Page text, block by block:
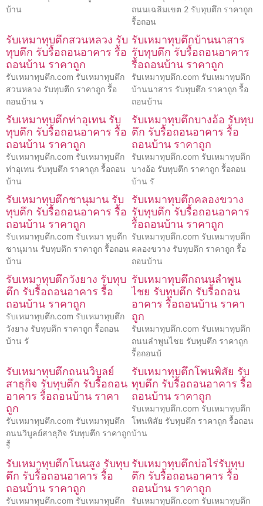
บ้าน
ถนนเฉลิมเขต 2 รับทุบตึก ราคาถูก
รื้อถอน
รับเหมาทุบตึกสวนหลวง รับ
ทุบตึก รับรื้อถอนอาคาร รื้อ
ถอนบ้าน ราคาถูก
รับเหมาทุบตึก.com รับเหมาทุบตึก
สวนหลวง รับทุบตึก ราคาถูก รื้อ
ถอนบ้าน ร
รับเหมาทุบตึกบ้านนาสาร
รับทุบตึก รับรื้อถอนอาคาร
รื้อถอนบ้าน ราคาถูก
รับเหมาทุบตึก.com รับเหมาทุบตึก
บ้านนาสาร รับทุบตึก ราคาถูก รื้อ
ถอนบ้าน
รับเหมาทุบตึกท่าอุเทน รับ
ทุบตึก รับรื้อถอนอาคาร รื้อ
ถอนบ้าน ราคาถูก
รับเหมาทุบตึก.com รับเหมาทุบตึก
ท่าอุเทน รับทุบตึก ราคาถูก รื้อถอน
บ้าน
รับเหมาทุบตึกบางอ้อ รับทุบ
ตึก รับรื้อถอนอาคาร รื้อ
ถอนบ้าน ราคาถูก
รับเหมาทุบตึก.com รับเหมาทุบตึก
บางอ้อ รับทุบตึก ราคาถูก รื้อถอน
บ้าน รั
รับเหมาทุบตึกชานุมาน รับ
ทุบตึก รับรื้อถอนอาคาร รื้อ
ถอนบ้าน ราคาถูก
รับเหมาทุบตึก.com รับเหมา ทุบตึก
ชานุมาน รับทุบตึก ราคาถูก รื้อถอน
บ้าน
รับเหมาทุบตึกคลองขวาง
รับทุบตึก รับรื้อถอนอาคาร
รื้อถอนบ้าน ราคาถูก
รับเหมาทุบตึก.com รับเหมาทุบตึก
คลองขวาง รับทุบตึก ราคาถูก รื้อ
ถอนบ้าน
รับเหมาทุบตึกวังยาง รับทุบ
ตึก รับรื้อถอนอาคาร รื้อ
ถอนบ้าน ราคาถูก
รับเหมาทุบตึก.com รับเหมาทุบตึก
วังยาง รับทุบตึก ราคาถูก รื้อถอน
บ้าน รั
รับเหมาทุบตึกถนนลำพูน
ไชย รับทุบตึก รับรื้อถอน
อาคาร รื้อถอนบ้าน ราคา
ถูก
รับเหมาทุบตึก.com รับเหมาทุบตึก
ถนนลำพูนไชย รับทุบตึก ราคาถูก
รื้อถอนบ้
รับเหมาทุบตึกถนนวิบูลย์
สาธุกิจ รับทุบตึก รับรื้อถอน
อาคาร รื้อถอนบ้าน ราคา
ถูก
รับเหมาทุบตึก.com รับเหมาทุบตึก
ถนนวิบูลย์สาธุกิจ รับทุบตึก ราคาถูก
รื้
รับเหมาทุบตึกโพนพิสัย รับ
ทุบตึก รับรื้อถอนอาคาร รื้อ
ถอนบ้าน ราคาถูก
รับเหมาทุบตึก.com รับเหมาทุบตึก
โพนพิสัย รับทุบตึก ราคาถูก รื้อถอน
บ้าน
รับเหมาทุบตึกโนนสูง รับทุบ
ตึก รับรื้อถอนอาคาร รื้อ
ถอนบ้าน ราคาถูก
รับเหมาทุบตึก.com รับเหมาทุบตึก
รับเหมาทุบตึกบ่อไร่รับทุบ
ตึก รับรื้อถอนอาคาร รื้อ
ถอนบ้าน ราคาถูก
รับเหมาทุบตึก.com รับเหมาทุบตึก